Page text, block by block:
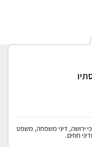
ירושה, דיני משפחה, משפט
חוזים.